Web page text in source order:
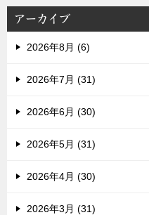
アーカイブ
2026年8月 (6)
2026年7月 (31)
2026年6月 (30)
2026年5月 (31)
2026年4月 (30)
2026年3月 (31)